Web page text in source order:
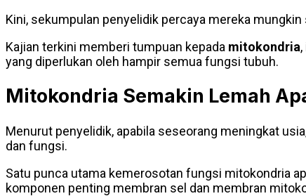
Kini, sekumpulan penyelidik percaya mereka
Kajian terkini memberi tumpuan kepada mitokondria
yang diperlukan oleh hampir semua fungsi tubuh.
Mitokondria Semakin Lemah
Menurut penyelidik, apabila seseorang meningkat
dan fungsi.
Satu punca utama kemerosotan fungsi mitokondria
komponen penting membran sel dan membran